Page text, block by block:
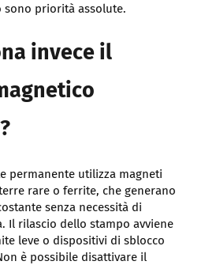
sono priorità assolute.
invece il
permanente utilizza magneti
rare o ferrite, che generano
senza necessità di
Il rilascio dello stampo avviene
leve o dispositivi di sblocco
è possibile disattivare il